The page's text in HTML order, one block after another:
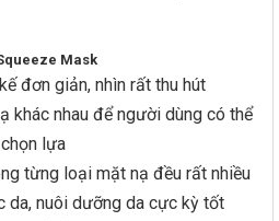
Mask
đơn giản, nhìn rất thu hút
khác nhau để người dùng có thể
lựa
từng loại mặt nạ đều rất nhiều
da, nuôi dưỡng da cực kỳ tốt